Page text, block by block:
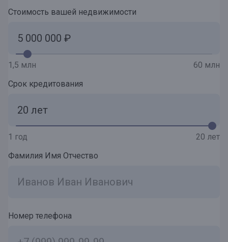
Стоимость вашей недвижимости
1,5 млн
60 млн
Срок кредитования
1 год
20 лет
Фамилия Имя Отчество
Номер телефона